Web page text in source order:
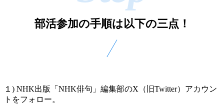
部活参加の手順は以下の三点！
１) NHK出版「NHK俳句」編集部のX（旧Twitter）アカウン
トをフォロー。